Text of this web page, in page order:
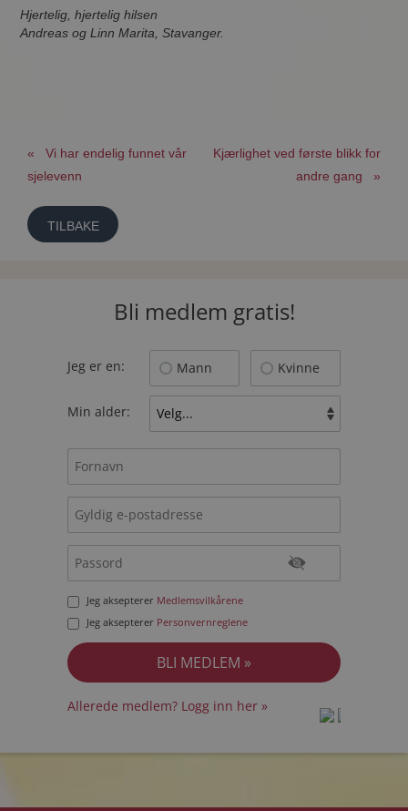
Hjertelig, hjertelig hilsen
Andreas og Linn Marita, Stavanger.
« Vi har endelig funnet vår
sjelevenn
Kjærlighet ved første blikk for
andre gang »
TILBAKE
Bli medlem gratis!
Jeg er en: Mann Kvinne
Min alder:
Jeg aksepterer Medlemsvilkårene
Jeg aksepterer Personvernreglene
Allerede medlem? Logg inn her »